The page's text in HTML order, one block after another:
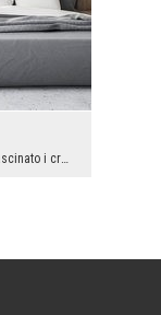
La bellezza di Madre Natura ha sempre affascinato i creatori di decorazioni murali. È quello che ...